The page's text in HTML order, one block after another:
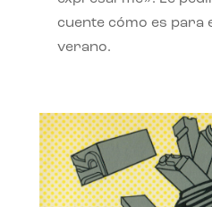
cuente cómo es para
verano.